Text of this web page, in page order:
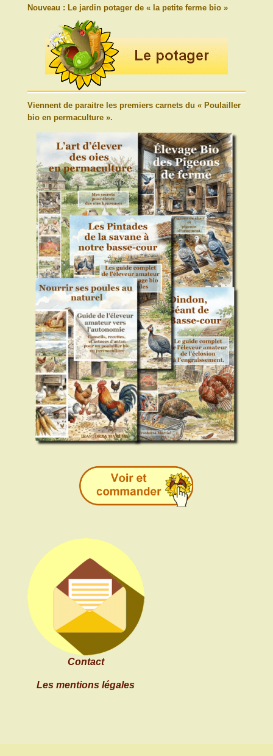
Nouveau : Le jardin potager de « la petite ferme bio »
Viennent de paraitre les premiers carnets du « Poulailler
bio en permaculture ».
Contact
Les mentions légales